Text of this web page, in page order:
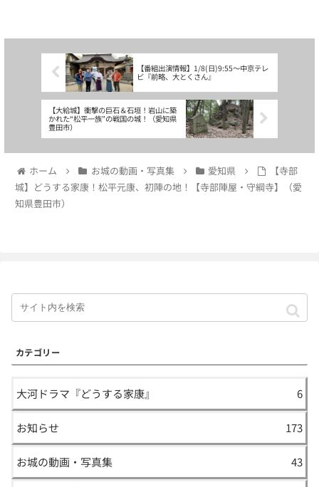
【番組出演情報】1/8(日)9:55〜中京テレ
ビ『前略、大とくさん』
【大給城】衝撃の巨石＆石垣！岩山に築
かれた“松平一族”の戦国の城！（愛知県
豊田市）
ホーム お城の動画・写真集 愛知県
【寺部
城】どうする家康！松平元康、初陣の地！【寺部陣屋・守綱寺】（愛
知県豊田市）
カテゴリー
大河ドラマ『どうする家康』 6
お知らせ 173
お城の動画・写真集 43